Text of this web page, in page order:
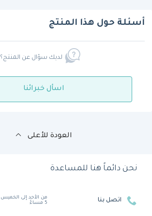
أسئلة حول هذا المنتج
لديك سؤال عن المنتج؟
اسأل خبرائنا
العودة للأعلى
نحن دائماً هنا للمساعدة
اتصل بنا
5 مساءً